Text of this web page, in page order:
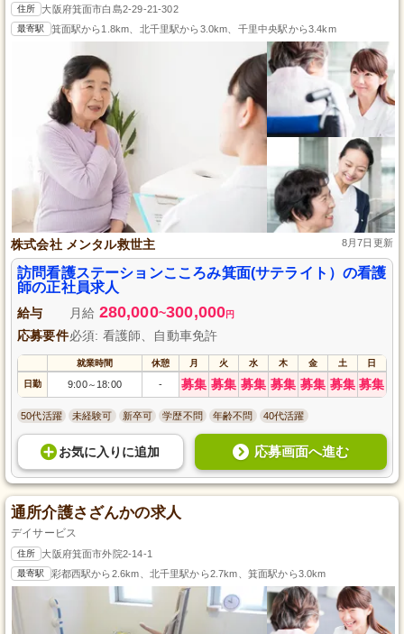
住所 大阪府箕面市白島2-29-21-302
最寄駅 箕面駅から1.8km、北千里駅から3.0km、千里中央駅から3.4km
株式会社 メンタル救世主 8月7日更新
訪問看護ステーションこころみ箕面(サテライト）の看護
師の正社員求人
給与 月給 280,000~300,000円
応募要件必須: 看護師、自動車免許
就業時間 休憩 月 火 水 木 金 土 日
日勤 9:00～ 18:00 - 募集 募集 募集 募集 募集 募集 募集
50代活躍 未経験可 新卒可 学歴不問 年齢不問 40代活躍
お気に入り に追加 応募画面へ進む
通所介護さざんかの求人
デイサービス
住所 大阪府箕面市外院2-14-1
最寄駅 彩都西駅から2.6km、北千里駅から2.7km、箕面駅から3.0km